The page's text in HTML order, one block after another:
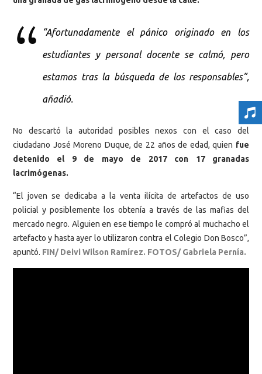
“Afortunadamente el pánico originado en los
estudiantes y personal docente se calmó, pero
estamos tras la búsqueda de los responsables”,
añadió.
No descartó la autoridad posibles nexos con el caso del
ciudadano José Moreno Duque, de 22 años de edad, quien fue
detenido el 9 de mayo de 2017 con 17 granadas
lacrimógenas.
“El joven se dedicaba a la venta ilícita de artefactos de uso
policial y posiblemente los obtenía a través de las mafias del
mercado negro. Alguien en ese tiempo le compró al muchacho el
artefacto y hasta ayer lo utilizaron contra el Colegio Don Bosco”,
apuntó. FIN/ Deivi Wilson Ramírez. FOTOS/ Gabriela Pernía.